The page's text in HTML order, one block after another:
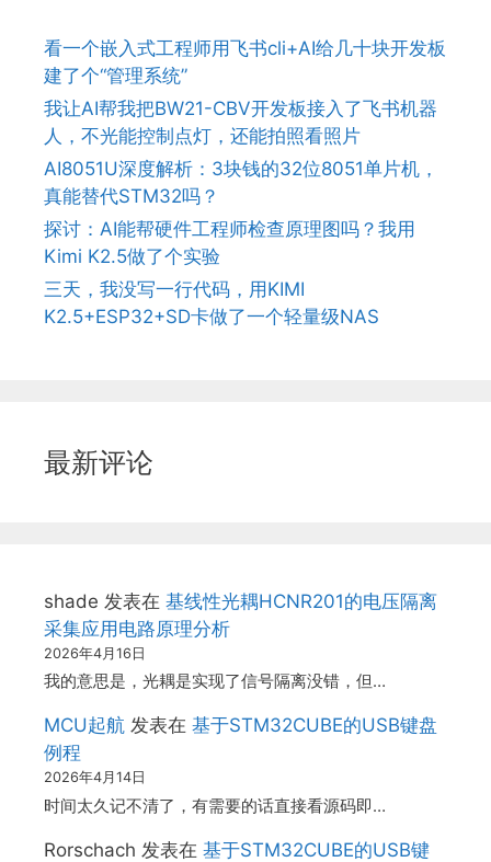
看一个嵌入式工程师用飞书cli+AI给几十块开发板
建了个“管理系统”
我让AI帮我把BW21-CBV开发板接入了飞书机器
人，不光能控制点灯，还能拍照看照片
AI8051U深度解析：3块钱的32位8051单片机，
真能替代STM32吗？
探讨：AI能帮硬件工程师检查原理图吗？我用
Kimi K2.5做了个实验
三天，我没写一行代码，用KIMI
K2.5+ESP32+SD卡做了一个轻量级NAS
最新评论
shade 发表在 基线性光耦HCNR201的电压隔离
采集应用电路原理分析
2026年4月16日
我的意思是，光耦是实现了信号隔离没错，但…
MCU起航 发表在 基于STM32CUBE的USB键盘
例程
2026年4月14日
时间太久记不清了，有需要的话直接看源码即…
Rorschach 发表在 基于STM32CUBE的USB键